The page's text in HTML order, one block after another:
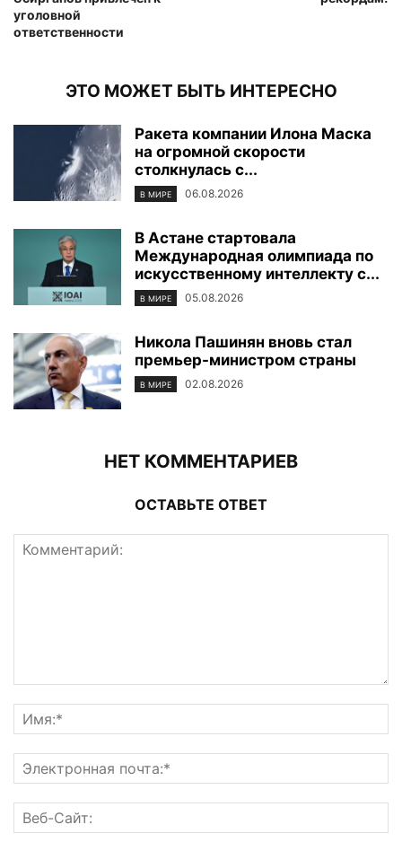
уголовной
ответственности
ЭТО МОЖЕТ БЫТЬ ИНТЕРЕСНО
Ракета компании Илона Маска
на огромной скорости
столкнулась с...
В МИРЕ 06.08.2026
В Астане стартовала
Международная олимпиада по
искусственному интеллекту с...
В МИРЕ 05.08.2026
Никола Пашинян вновь стал
премьер-министром страны
В МИРЕ 02.08.2026
НЕТ КОММЕНТАРИЕВ
ОСТАВЬТЕ ОТВЕТ